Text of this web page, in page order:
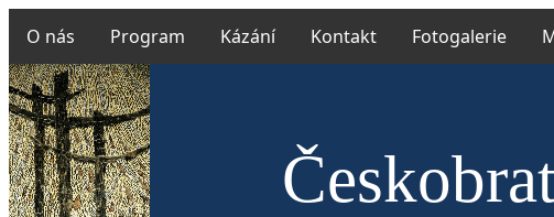
O nás Program Kázání Kontakt Fotogalerie